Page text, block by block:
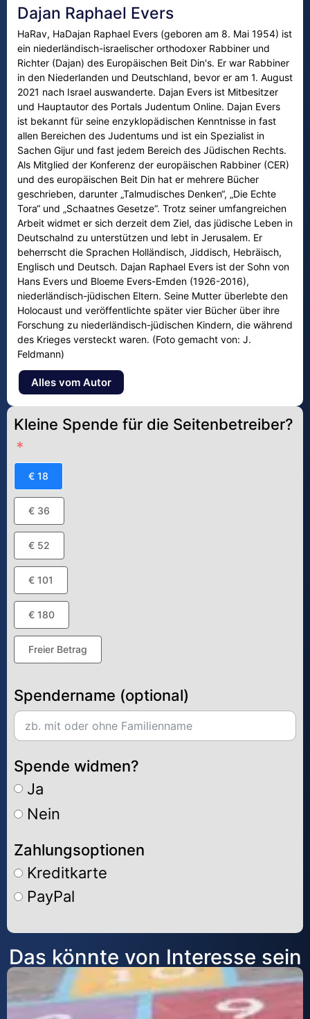
Dajan Raphael Evers
HaRav, HaDajan Raphael Evers (geboren am 8. Mai 1954) ist
ein niederländisch-israelischer orthodoxer Rabbiner und
Richter (Dajan) des Europäischen Beit Din's. Er war Rabbiner
in den Niederlanden und Deutschland, bevor er am 1. August
2021 nach Israel auswanderte. Dajan Evers ist Mitbesitzer
und Hauptautor des Portals Judentum Online. Dajan Evers
ist bekannt für seine enzyklopädischen Kenntnisse in fast
allen Bereichen des Judentums und ist ein Spezialist in
Sachen Gijur und fast jedem Bereich des Jüdischen Rechts.
Als Mitglied der Konferenz der europäischen Rabbiner (CER)
und des europäischen Beit Din hat er mehrere Bücher
geschrieben, darunter „Talmudisches Denken“, „Die Echte
Tora“ und „Schaatnes Gesetze“. Trotz seiner umfangreichen
Arbeit widmet er sich derzeit dem Ziel, das jüdische Leben in
Deutschalnd zu unterstützen und lebt in Jerusalem. Er
beherrscht die Sprachen Holländisch, Jiddisch, Hebräisch,
Englisch und Deutsch. Dajan Raphael Evers ist der Sohn von
Hans Evers und Bloeme Evers-Emden (1926-2016),
niederländisch-jüdischen Eltern. Seine Mutter überlebte den
Holocaust und veröffentlichte später vier Bücher über ihre
Forschung zu niederländisch-jüdischen Kindern, die während
des Krieges versteckt waren. (Foto gemacht von: J.
Feldmann)
Alles vom Autor
Kleine Spende für die Seitenbetreiber?
€ 18
€ 36
€ 52
€ 101
€ 180
Freier Betrag
Spendername (optional)
Spende widmen?
Ja
Nein
Zahlungsoptionen
Kreditkarte
PayPal
Alternative:
Das könnte von Interesse sein